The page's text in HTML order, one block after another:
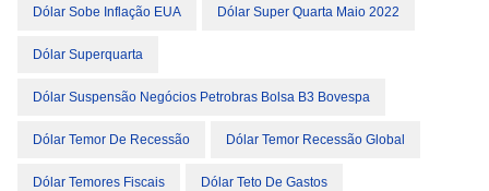
Dólar Sobe Inflação EUA Dólar Super Quarta Maio 2022
Dólar Superquarta
Dólar Suspensão Negócios Petrobras Bolsa B3 Bovespa
Dólar Temor De Recessão Dólar Temor Recessão Global
Dólar Temores Fiscais Dólar Teto De Gastos